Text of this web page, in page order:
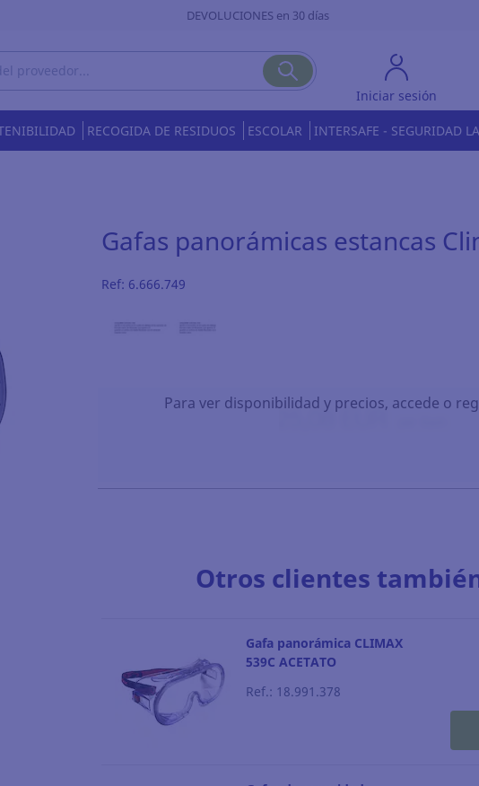
DEVOLUCIONES en 30 días
Iniciar sesión
RECOGIDA DE RESIDUOS ESCOLAR INTERSAFE - SEGURIDAD
Gafas panorámicas estancas
Ref: 6.666.749
Para ver disponibilidad y precios, accede o
Otros clientes
Gafa panorámica CLIMAX
539C ACETATO
Ref.: 18.991.378